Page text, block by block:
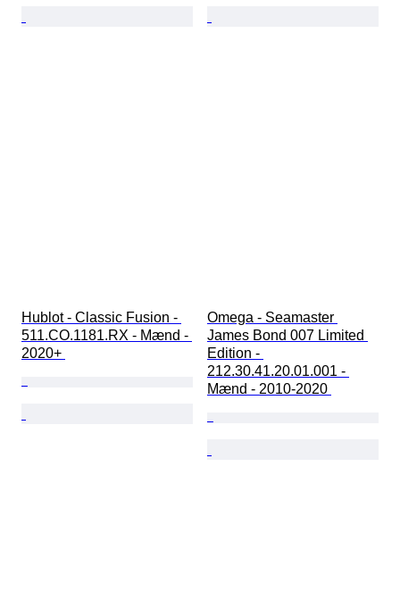
Hublot - Classic Fusion -
511.CO.1181.RX - Mænd -
2020+
Omega - Seamaster
James Bond 007 Limited
Edition -
212.30.41.20.01.001 -
Mænd - 2010-2020